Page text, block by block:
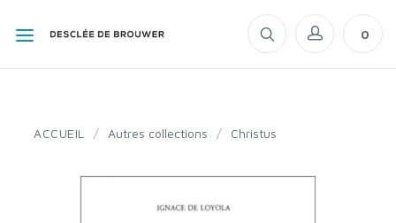
0
ACCUEIL / Autres collections / Christus